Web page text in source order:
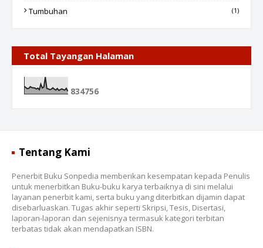
Tumbuhan (1)
Total Tayangan Halaman
834756
Tentang Kami
Penerbit Buku Sonpedia memberikan kesempatan kepada Penulis
untuk menerbitkan Buku-buku karya terbaiknya di sini melalui
layanan penerbit kami, serta buku yang diterbitkan dijamin dapat
disebarluaskan. Tugas akhir seperti Skripsi, Tesis, Disertasi,
laporan-laporan dan sejenisnya termasuk kategori terbitan
terbatas tidak akan mendapatkan ISBN.